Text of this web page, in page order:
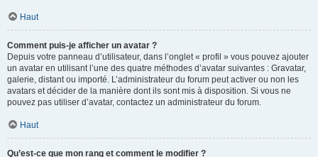
Haut
Comment puis-je afficher un avatar ?
Depuis votre panneau d’utilisateur, dans l’onglet « profil » vous pouvez ajouter
un avatar en utilisant l’une des quatre méthodes d’avatar suivantes : Gravatar,
galerie, distant ou importé. L’administrateur du forum peut activer ou non les
avatars et décider de la manière dont ils sont mis à disposition. Si vous ne
pouvez pas utiliser d’avatar, contactez un administrateur du forum.
Haut
Qu’est-ce que mon rang et comment le modifier ?